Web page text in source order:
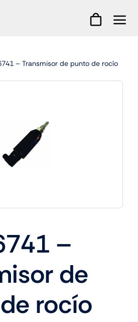
– Transmisor de punto de rocío
–
de
rocío